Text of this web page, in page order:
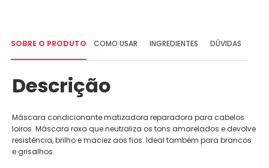
SOBRE O PRODUTO COMO USAR INGREDIENTES DÚVIDAS
Descrição
Máscara condicionante matizadora reparadora para cabelos
loiros. Máscara roxa que neutraliza os tons amarelados e devolve
resistência, brilho e maciez aos fios. Ideal também para brancos
e grisalhos.